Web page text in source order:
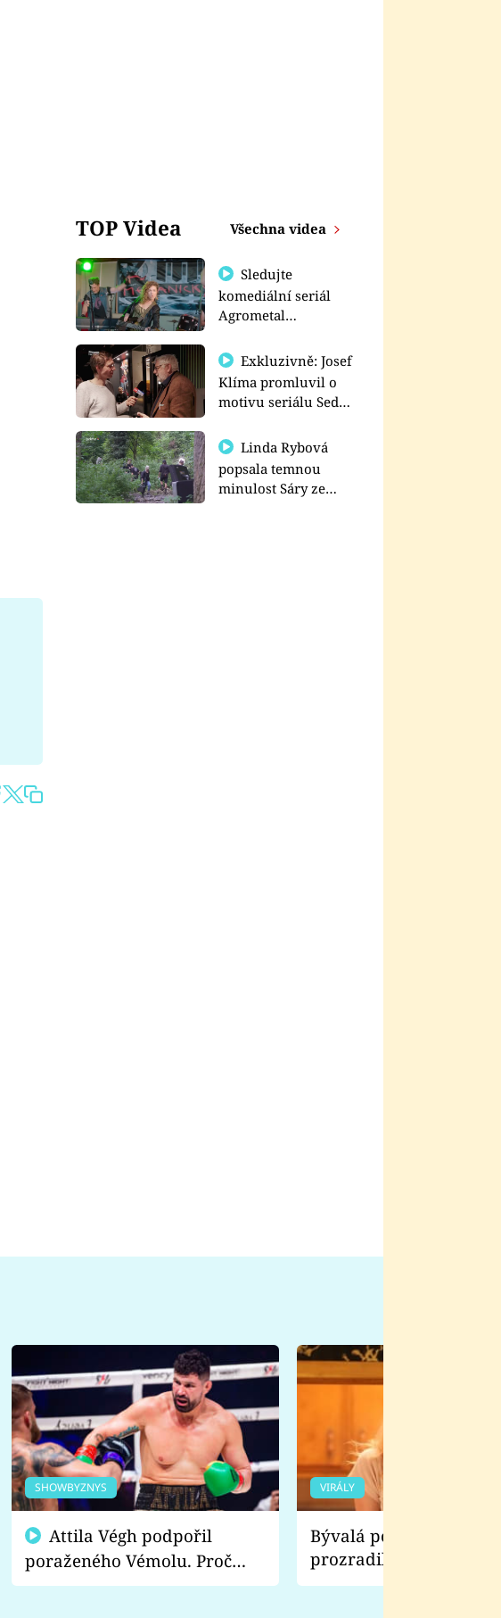
TOP Videa Všechna videa
Sledujte
komediální seriál
Agrometal
prima+
Exkluzivně: Josef
Klíma promluvil o
motivu seriálu Sedm
Linda Rybová
popsala temnou
minulost Sáry ze
SHOWBYZNYS
poraženého Vémolu. Proč
chce raději zápasit s ním než
VIRÁLY
Bývalá pornoherečka
prozradila, co ji
natáčení Euforie.